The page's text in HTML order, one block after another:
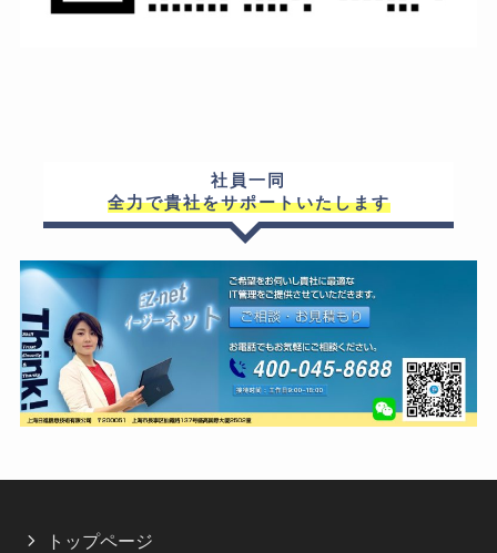
社員一同
全力で貴社をサポートいたします
トップページ